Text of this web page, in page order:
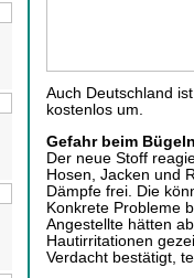
Auch Deutschland
kostenlos um.
Gefahr beim
Der neue Stoff
Hosen, Jacken und
Dämpfe frei. Die
Konkrete Probleme
Angestellte hätten
Hautirritationen
Verdacht bestätigt,